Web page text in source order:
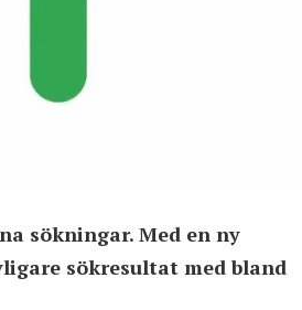
sökningar. Med en ny
sökresultat med bland